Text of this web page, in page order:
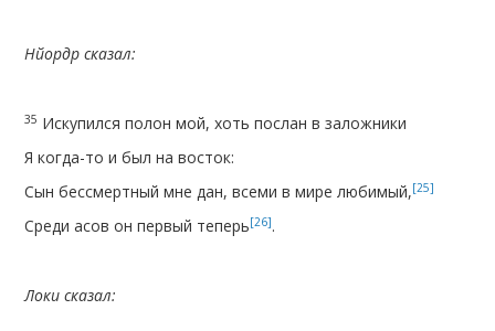
Нйордр сказал:
35 Искупился полон мой, хоть послан в заложники
Я когда-то и был на восток:
Сын бессмертный мне дан, всеми в мире любимый,[25]
Среди асов он первый теперь[26].
Локи сказал: